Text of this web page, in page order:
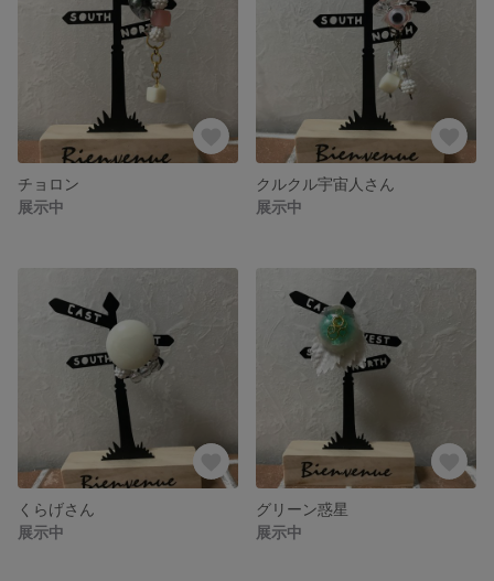
チョロン
展示中
クルクル宇宙人さん
展示中
くらげさん
展示中
グリーン惑星
展示中